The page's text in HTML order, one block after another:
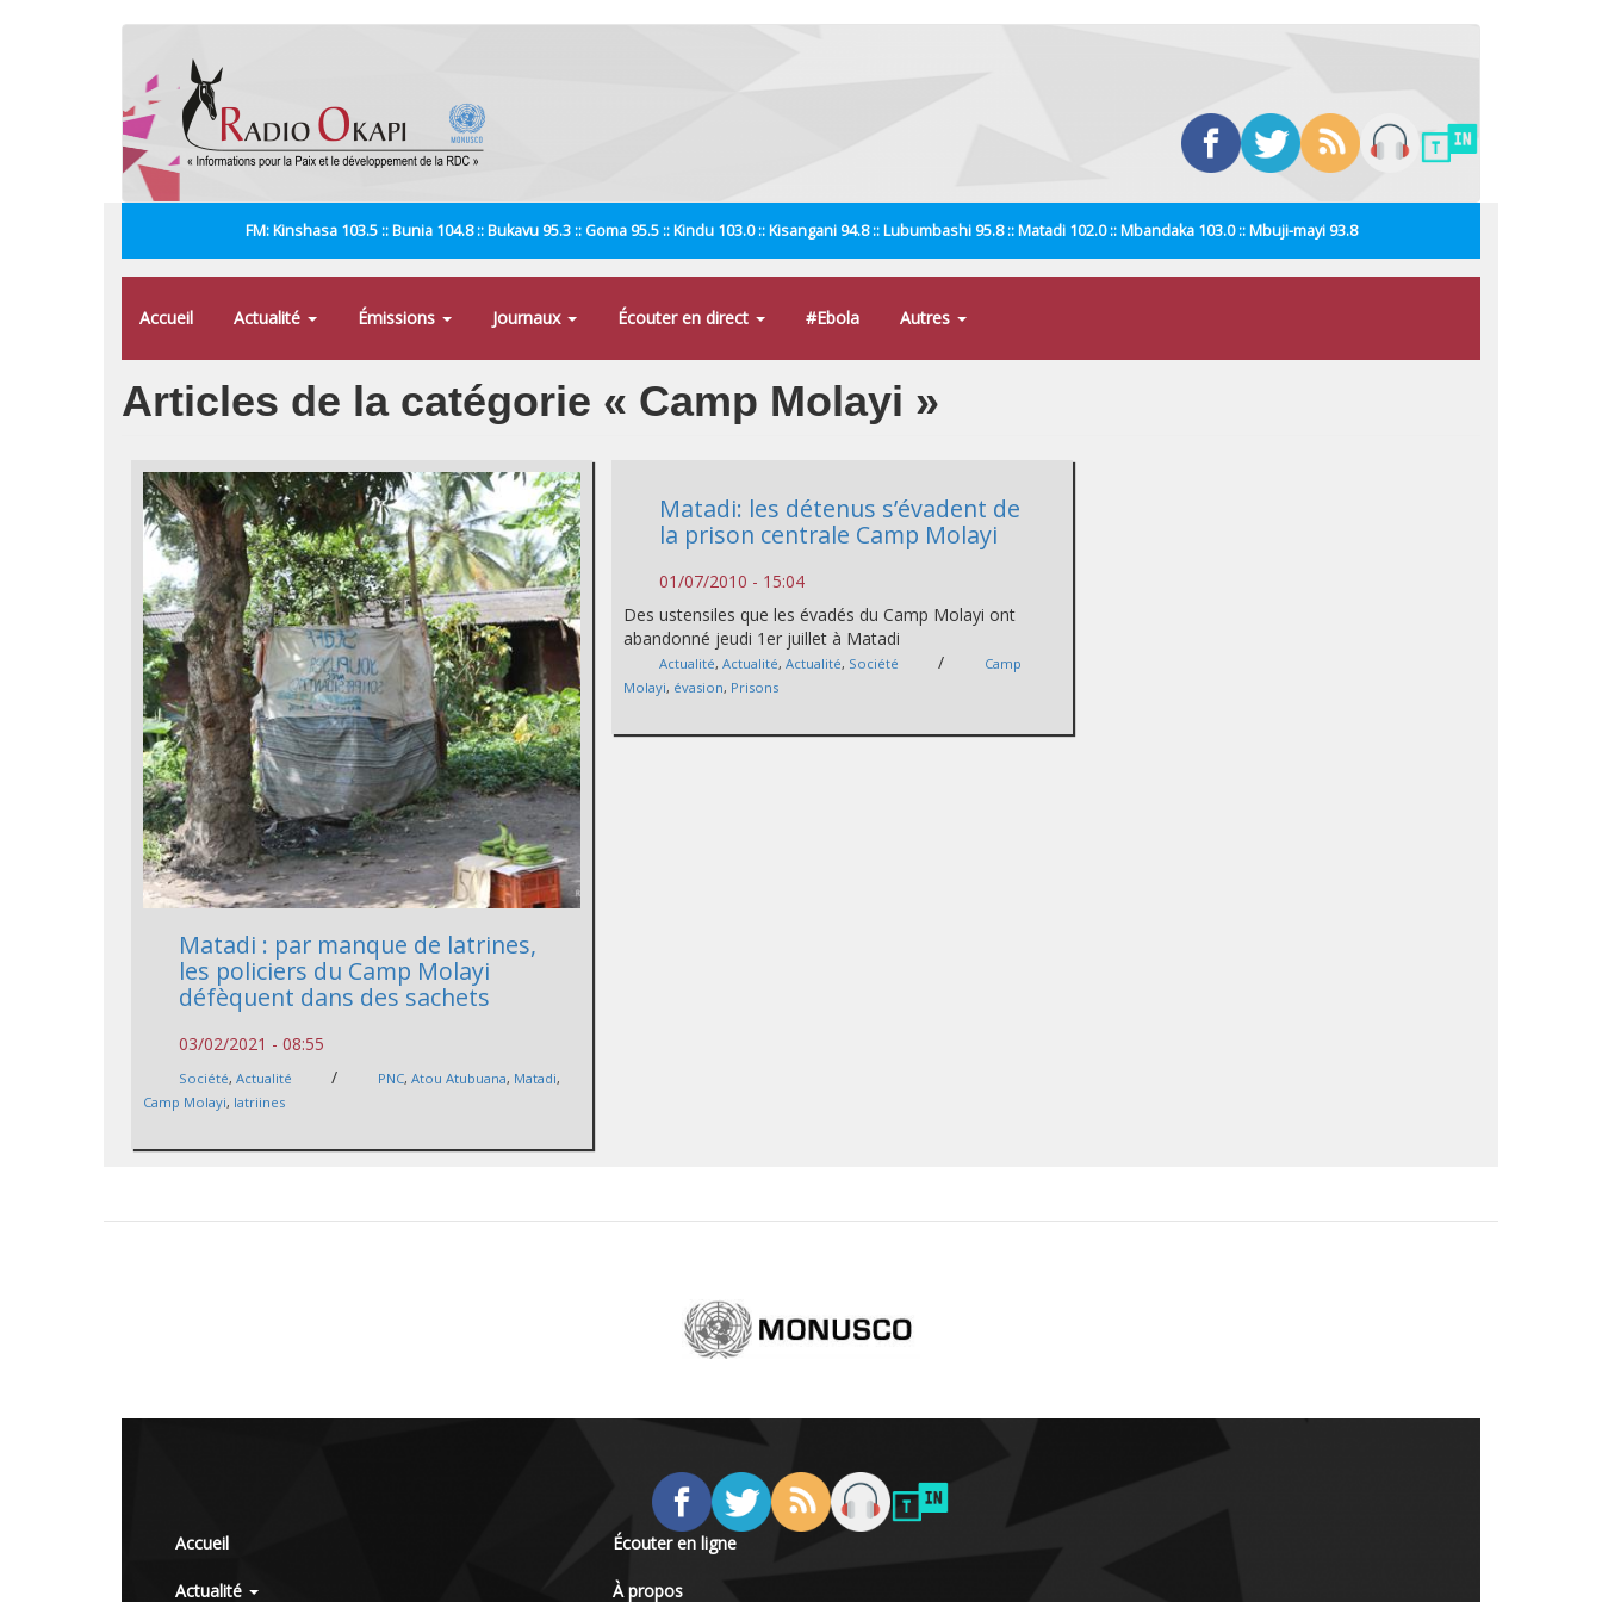
FM: Kinshasa 103.5 :: Bunia 104.8 :: Bukavu 95.3 :: Goma 95.5 :: Kindu 103.0 :: Kisangani 94.8 :: Lubumbashi 95.8 :: Matadi 102.0 :: Mbandaka 103.0 :: Mbuji-mayi 93.8
Accueil Actualité Émissions Journaux Écouter en direct #Ebola Autres
Articles de la catégorie « Camp Molayi »
Matadi : par manque de latrines,
les policiers du Camp Molayi
défèquent dans des sachets
03/02/2021 - 08:55
Société,Actualité / PNC,Atou Atubuana, Matadi,
Camp Molayi, latriines
Matadi: les détenus s’évadent de
la prison centrale Camp Molayi
01/07/2010 - 15:04
Des ustensiles que les évadés du Camp Molayi ont
abandonné jeudi 1er juillet à Matadi
Actualité,Actualité,Actualité, Société /
Camp
Molayi, évasion, Prisons
Accueil
Actualité
Écouter en ligne
À propos